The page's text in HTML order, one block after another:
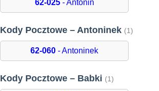
62-025- Antonin
Kody Pocztowe – Antoninek (1)
62-060 - Antoninek
Kody Pocztowe – Babki (1)